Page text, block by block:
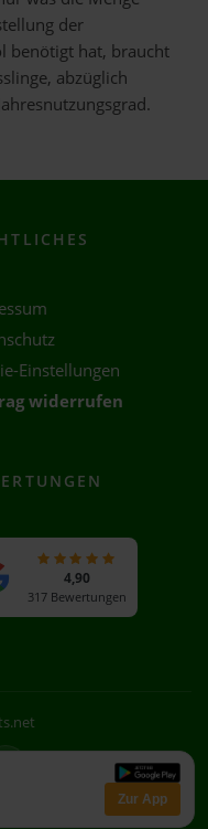
der
benötigt hat, braucht
abzüglich
Zur App
Einstellungen
widerrufen
4,90
317 Bewertungen